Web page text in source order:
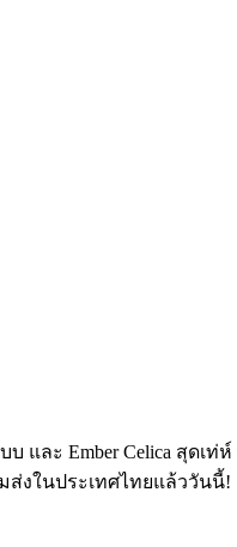
และ Ember Celica สุด
งในประเทศไทยแล้ววันนี้!